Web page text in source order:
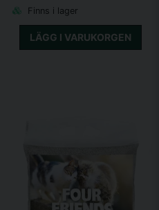
Finns i lager
LÄGG I VARUKORGEN